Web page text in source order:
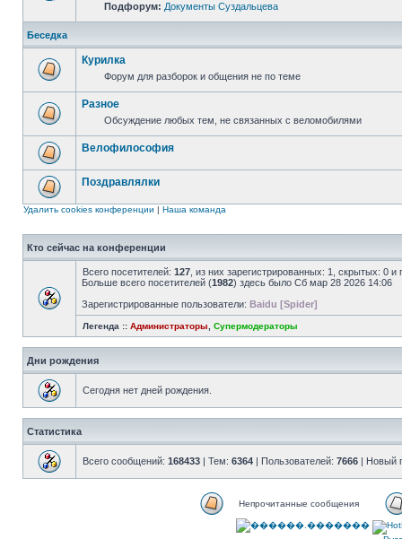
Подфорум: Документы Суздальцева
Беседка
Курилка
Форум для разборок и общения не по теме
Разное
Обсуждение любых тем, не связанных с веломобилями
Велофилософия
Поздравлялки
Удалить cookies конференции | Наша команда
Кто сейчас на конференции
Всего посетителей: 127 , из них зарегистрированных: 1, скрытых: 0
Больше всего посетителей (1982) здесь было Сб мар 28 2026 14:06
Зарегистрированные пользователи: Baidu [Spider]
Легенда :: Администраторы Супермодераторы
Дни рождения
Сегодня нет дней рождения.
Статистика
Всего сообщений: 168433 | Тем: 6364 | Пользователей: 7666 | Новый
Непрочитанные сообщения